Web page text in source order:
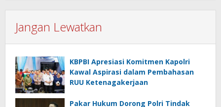
Jangan Lewatkan
KBPBI Apresiasi Komitmen Kapolri
Kawal Aspirasi dalam Pembahasan
RUU Ketenagakerjaan
Pakar Hukum Dorong Polri Tindak